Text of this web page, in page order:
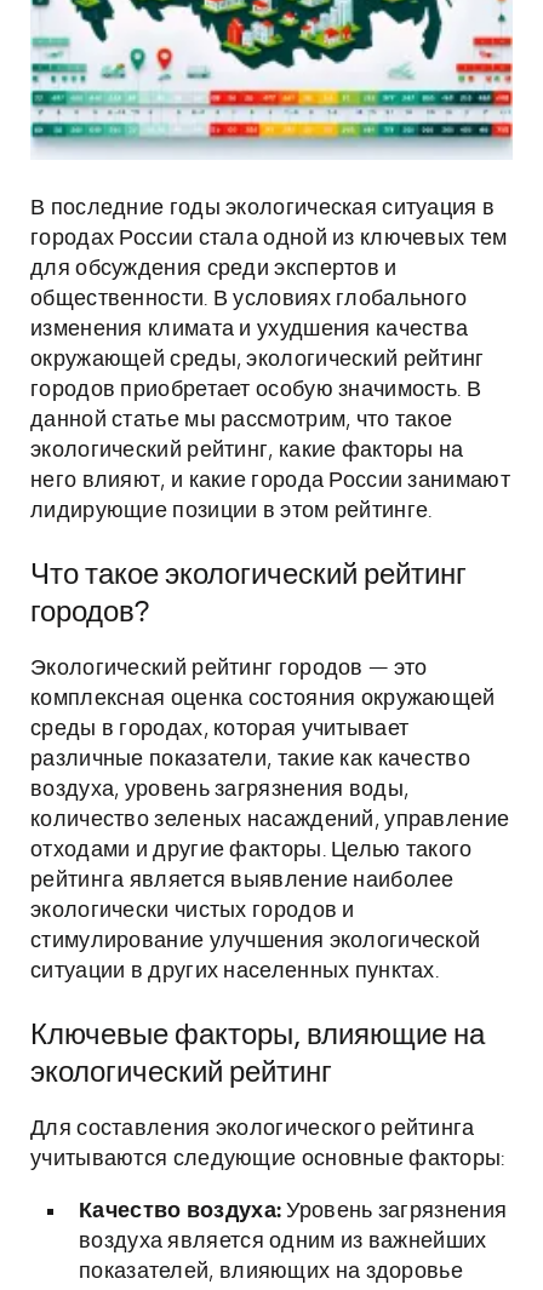
В последние годы экологическая ситуация в
городах России стала одной из ключевых тем
для обсуждения среди экспертов и
общественности. В условиях глобального
изменения климата и ухудшения качества
окружающей среды, экологический рейтинг
городов приобретает особую значимость. В
данной статье мы рассмотрим, что такое
экологический рейтинг, какие факторы на
него влияют, и какие города России занимают
лидирующие позиции в этом рейтинге.
Что такое экологический рейтинг
городов?
Экологический рейтинг городов — это
комплексная оценка состояния окружающей
среды в городах, которая учитывает
различные показатели, такие как качество
воздуха, уровень загрязнения воды,
количество зеленых насаждений, управление
отходами и другие факторы. Целью такого
рейтинга является выявление наиболее
экологически чистых городов и
стимулирование улучшения экологической
ситуации в других населенных пунктах.
Ключевые факторы, влияющие на
экологический рейтинг
Для составления экологического рейтинга
учитываются следующие основные факторы:
Качество воздуха: Уровень загрязнения
воздуха является одним из важнейших
показателей, влияющих на здоровье